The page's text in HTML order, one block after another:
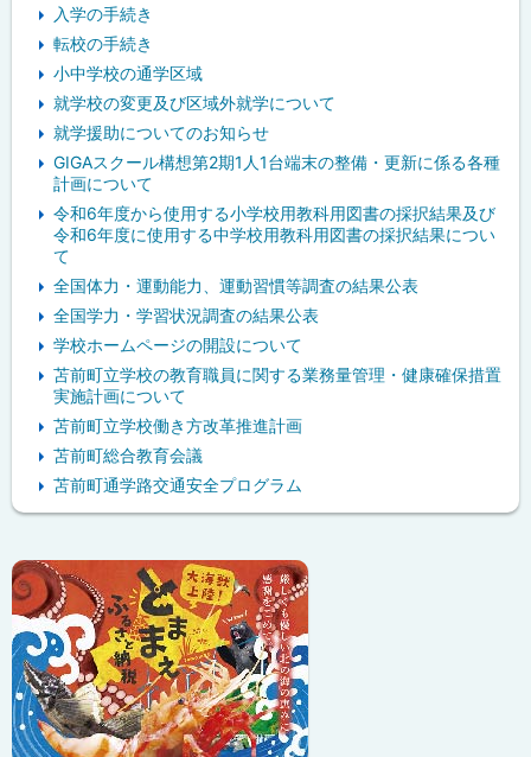
入学の手続き
転校の手続き
小中学校の通学区域
就学校の変更及び区域外就学について
就学援助についてのお知らせ
GIGAスクール構想第2期1人1台端末の整備・更新に係る各種
計画について
令和6年度から使用する小学校用教科用図書の採択結果及び
令和6年度に使用する中学校用教科用図書の採択結果につい
て
全国体力・運動能力、運動習慣等調査の結果公表
全国学力・学習状況調査の結果公表
学校ホームページの開設について
苫前町立学校の教育職員に関する業務量管理・健康確保措置
実施計画について
苫前町立学校働き方改革推進計画
苫前町総合教育会議
苫前町通学路交通安全プログラム
ッ
ク
ア
ッ
プ